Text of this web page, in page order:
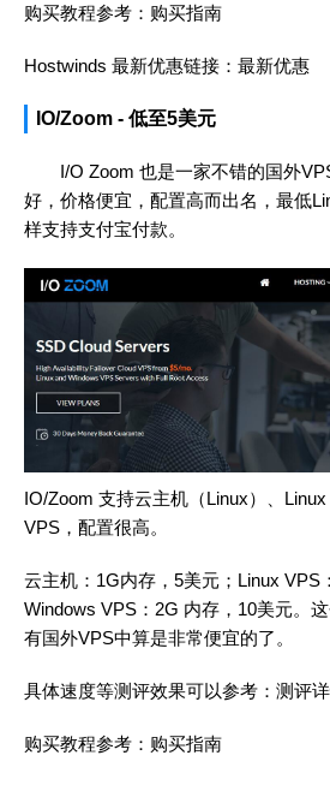
购买教程参考： 购买指南
Hostwinds 最新优惠链接： 最新优惠
IO/Zoom - 低至5美元
I/O Zoom 也是一家不错的国外
好，价格便宜，配置高而出名，最低
样支持支付宝付款。
IO/Zoom 支持云主机（Linux）、
VPS，配置很高。
云主机：1G内存，5美元；Linux VPS
Windows VPS：2G 内存，10美元。
有国外VPS中算是非常便宜的了。
具体速度等测评效果可以参考： 测评
购买教程参考： 购买指南